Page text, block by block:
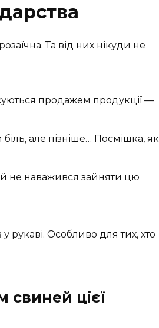
Та від них нікуди не
продажем продукції —
але пізніше… Посмішка, як
не наважився зайняти цю
у рукаві. Особливо для тих, хто
свиней цієї